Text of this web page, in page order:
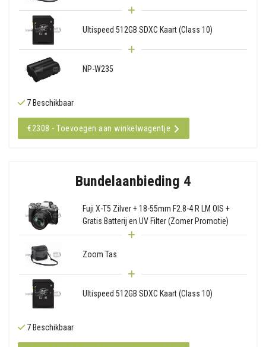
Ultispeed 512GB SDXC Kaart (Class 10)
NP-W235
7 Beschikbaar
€2308 - Toevoegen aan winkelwagentje
Bundelaanbieding 4
Fuji X-T5 Zilver + 18-55mm F2.8-4 R LM OIS +
Gratis Batterij en UV Filter (Zomer Promotie)
Zoom Tas
Ultispeed 512GB SDXC Kaart (Class 10)
7 Beschikbaar